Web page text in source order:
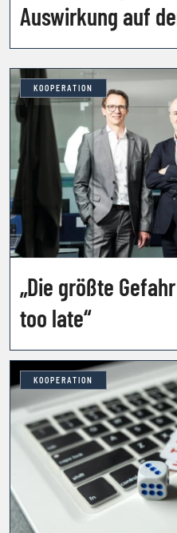
Auswirkung auf
KOOPERATION
„Die größte
too late“
KOOPERATION